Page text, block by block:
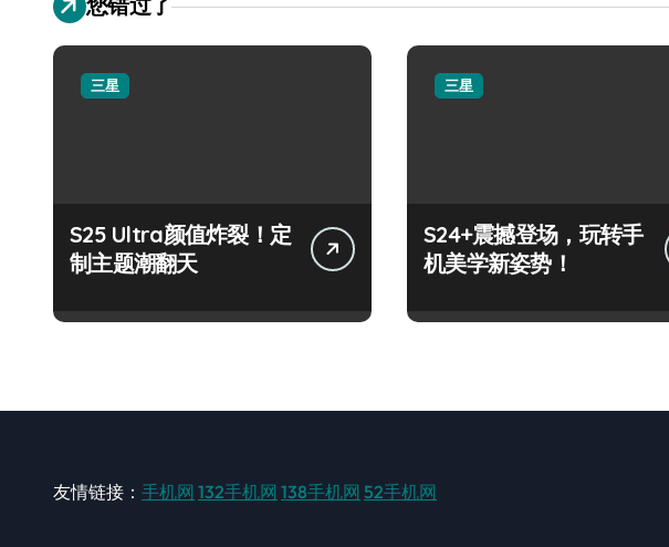
三星
S25 Ultra颜值炸裂！定
制主题潮翻天
三星
S24+震撼登场，玩转手
机美学新姿势！
友情链接： 手机网 132手机网 138手机网 52手机网